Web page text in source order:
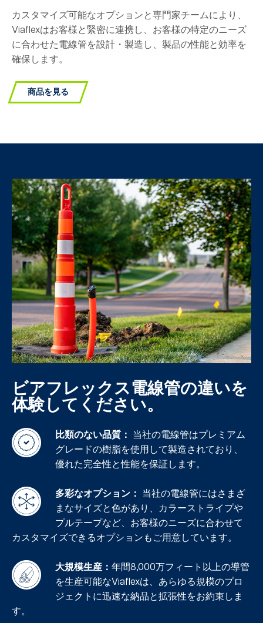
カスタマイズ可能なオプションと専門家チームにより、
Viaflexはお客様と緊密に連携し、お客様の特定のニーズ
に合わせた電線管を設計・製造し、製品の性能と効率を
確保します。
商品を見る
ビアフレックス電線管の違いを
体験してください。
比類のない品質： 当社の電線管はプレミアム
グレードの樹脂を使用して製造されており、
優れた完全性と性能を保証します。
多彩なオプション： 当社の電線管にはさまざ
まなサイズと色があり、カラーストライプや
プルテープなど、お客様のニーズに合わせて
カスタマイズできるオプションもご用意しています。
大規模生産： 年間8,000万フィート以上の導管
を生産可能なViaflexは、あらゆる規模のプロ
ジェクトに迅速な納品と拡張性をお約束しま
す。